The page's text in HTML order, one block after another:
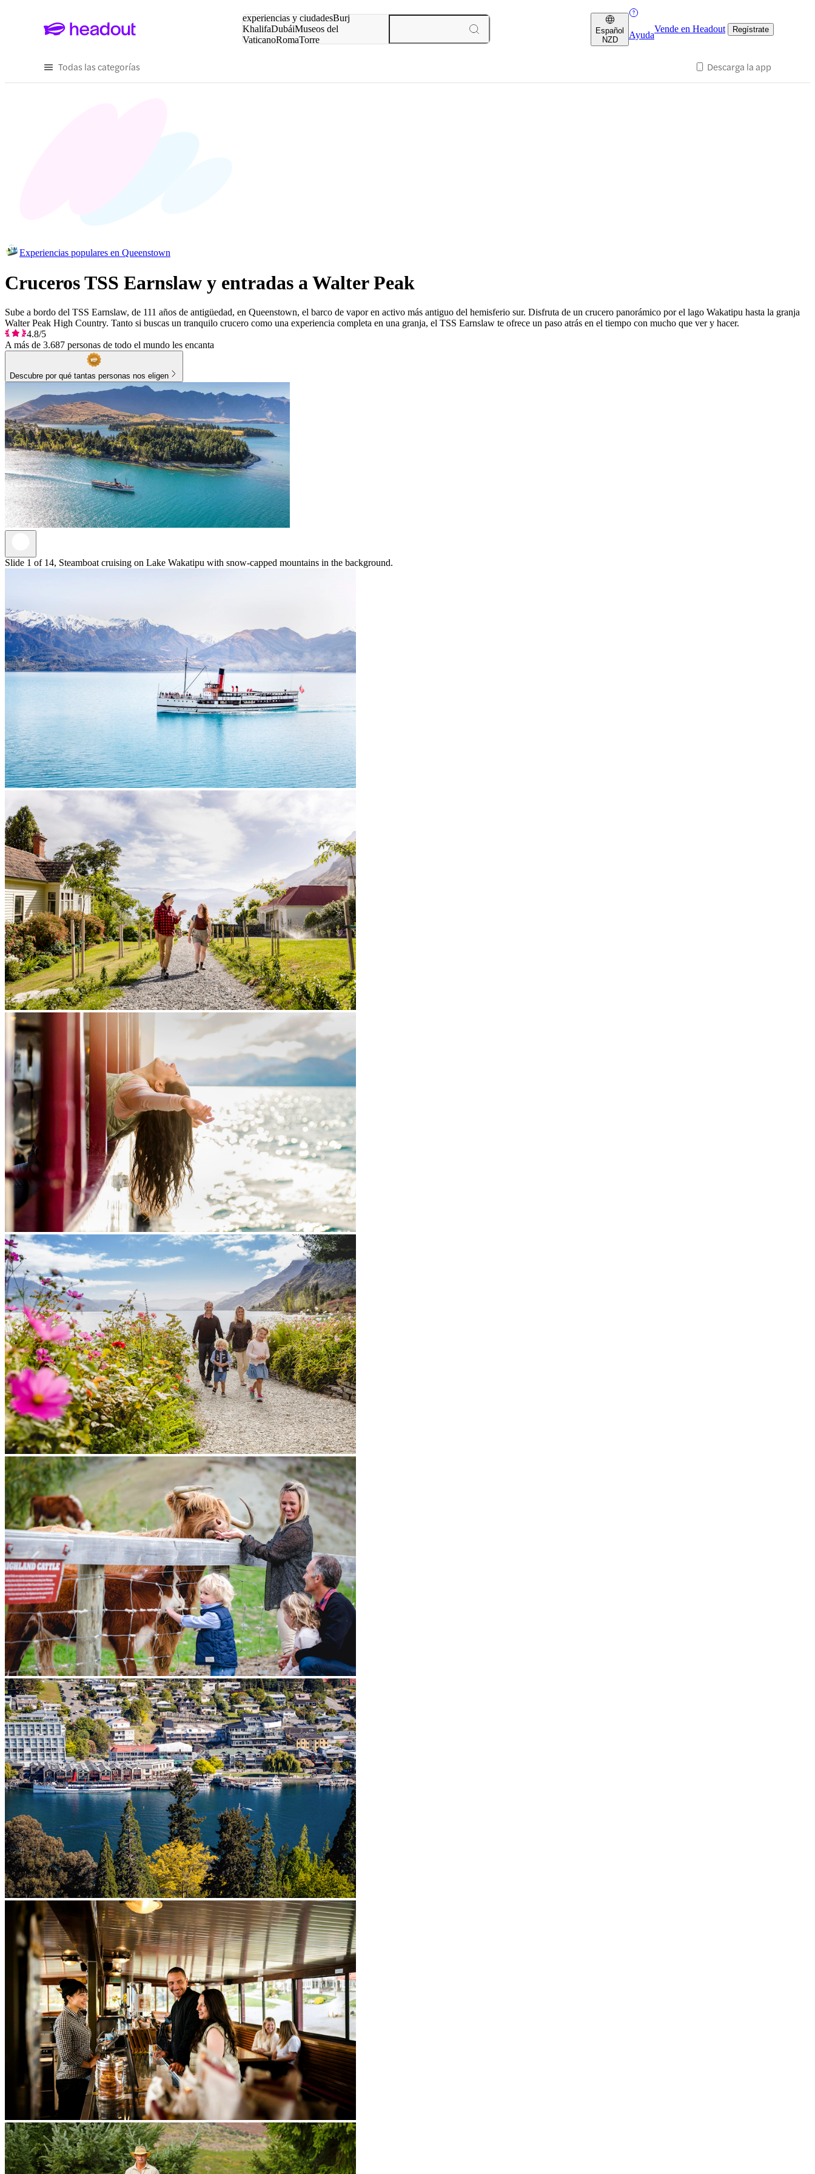
experiencias y ciudadesBurj
KhalifaDubáiMuseos del
VaticanoRomaTorre
Español
NZD
Ayuda
Vende en Headout Regístrate
Todas las categorías Descarga la app
Experiencias populares en Queenstown
Cruceros TSS Earnslaw y entradas a Walter Peak
Sube a bordo del TSS Earnslaw, de 111 años de antigüedad, en Queenstown, el barco de vapor en activo más antiguo del hemisferio sur. Disfruta de un crucero panorámico por el lago Wakatipu hasta la granja
Walter Peak High Country. Tanto si buscas un tranquilo crucero como una experiencia completa en una granja, el TSS Earnslaw te ofrece un paso atrás en el tiempo con mucho que ver y hacer.
4.8/5
A más de 3.687 personas de todo el mundo les encanta
Descubre por qué tantas personas nos eligen
Slide 1 of 14, Steamboat cruising on Lake Wakatipu with snow-capped mountains in the background.